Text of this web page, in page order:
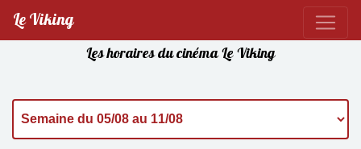
Le Viking
Les horaires du cinéma Le Viking